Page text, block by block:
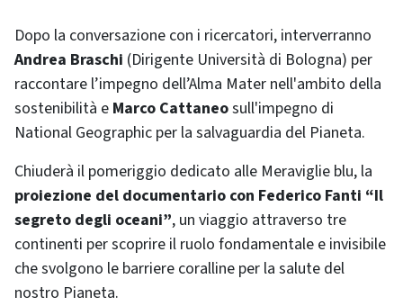
Dopo la conversazione con i ricercatori, interverranno
Andrea Braschi (Dirigente Università di Bologna) per
raccontare l’impegno dell’Alma Mater nell'ambito della
sostenibilità e Marco Cattaneosull'impegno di
National Geographic per la salvaguardia del Pianeta.
Chiuderà il pomeriggio dedicato alle Meraviglie blu, la
proiezione del documentario con Federico Fanti “Il
segreto degli oceani”, un viaggio attraverso tre
continenti per scoprire il ruolo fondamentale e invisibile
che svolgono le barriere coralline per la salute del
nostro Pianeta.